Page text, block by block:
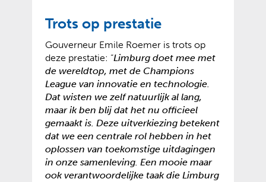
e
r
e
w
e
b
s
i
t
e
)
e
)
Trots op prestatie
Gouverneur Emile Roemer is trots op
deze prestatie: “Limburg doet mee met
de wereldtop, met de Champions
League van innovatie en technologie.
Dat wisten we zelf natuurlijk al lang,
maar ik ben blij dat het nu officieel
gemaakt is. Deze uitverkiezing betekent
dat we een centrale rol hebben in het
oplossen van toekomstige uitdagingen
in onze samenleving. Een mooie maar
ook verantwoordelijke taak die Limburg